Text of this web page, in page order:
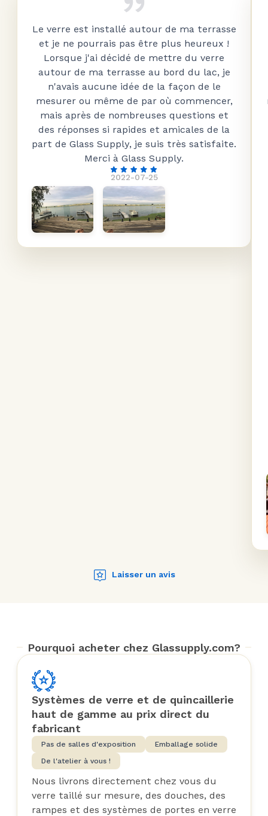
2022-07-25
Le verre est installé autour de ma terrasse
et je ne pourrais pas être plus heureux !
Lorsque j'ai décidé de mettre du verre
autour de ma terrasse au bord du lac, je
n'avais aucune idée de la façon de le
mesurer ou même de par où commencer,
mais après de nombreuses questions et
des réponses si rapides et amicales de la
part de Glass Supply, je suis très satisfaite.
Merci à Glass Supply.
Laisser un avis
Pourquoi acheter chez Glassupply.com?
Systèmes de verre et de quincaillerie
haut de gamme au prix direct du
fabricant
Pas de salles d'exposition
Emballage solide
De l'atelier à vous !
Nous livrons directement chez vous du
verre taillé sur mesure, des douches, des
rampes et des systèmes de portes en verre